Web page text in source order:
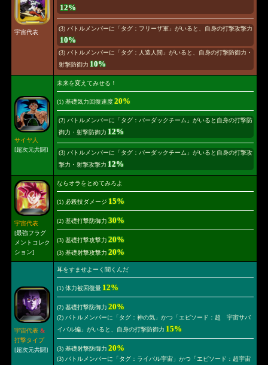
宇宙代表
12%
(3) バトルメンバーに「タグ：フリーザ軍」がいると、自身の打撃攻撃力
10%
(3) バトルメンバーに「タグ：人造人間」がいると、自身の打撃防御力・
射撃防御力 10%
サイヤ人
[超次元共闘]
未来を変えてみせる！
(1) 基礎気力回復速度20%
(2) バトルメンバーに「タグ：バーダックチーム」がいると自身の打撃防
御力・射撃防御力 12%
(3) バトルメンバーに「タグ：バーダックチーム」がいると自身の打撃攻
撃力・射撃攻撃力 12%
宇宙代表
[最強フラグ
メントコレク
ション]
ならオラをとめてみろよ
(1) 必殺技ダメージ 15%
(2) 基礎打撃防御力 30%
(3) 基礎打撃攻撃力 20%
(3) 基礎射撃攻撃力 20%
宇宙代表&
打撃タイプ
[超次元共闘]
耳をすませよーく聞くんだ
(1) 体力被回復量12%
(2) 基礎打撃防御力 20%
(2) バトルメンバーに「タグ：神の気」かつ「エピソード：超 宇宙サバ
イバル編」がいると、自身の打撃防御力 15%
(3) 基礎射撃防御力 20%
(3) バトルメンバーに「タグ：ライバル宇宙」かつ「エピソード：超宇宙